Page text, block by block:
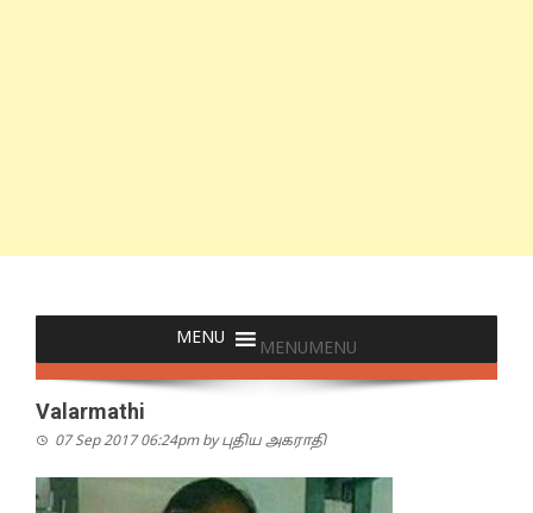
MENUMENU
Valarmathi
07 Sep 2017 06:24pm byபுதிய அகராதி